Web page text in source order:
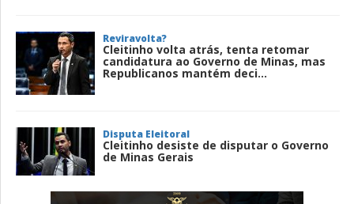
Reviravolta?
Cleitinho volta atrás, tenta retomar
candidatura ao Governo de Minas, mas
Republicanos mantém deci...
Disputa Eleitoral
Cleitinho desiste de disputar o Governo
de Minas Gerais